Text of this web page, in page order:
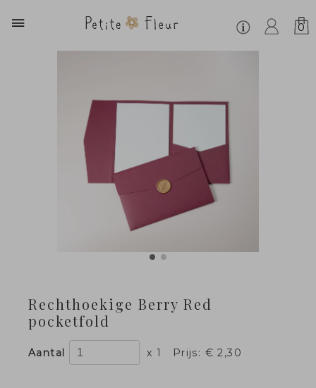
0
Rechthoekige Berry Red
pocketfold
Aantal x 1 Prijs: € 2,30